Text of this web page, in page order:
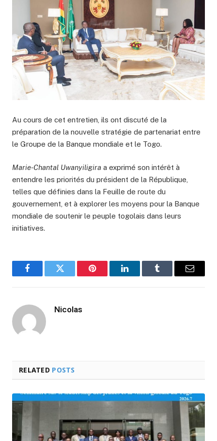
Au cours de cet entretien, ils ont discuté de la
préparation de la nouvelle stratégie de partenariat entre
le Groupe de la Banque mondiale et le Togo.
Marie-Chantal Uwanyiligira a exprimé son intérêt à
entendre les priorités du président de la République,
telles que définies dans la Feuille de route du
gouvernement, et à explorer les moyens pour la Banque
mondiale de soutenir le peuple togolais dans leurs
initiatives.
FacebookTwitter Pinterest LinkedInTumblr Email
Nicolas
RELATED POSTS